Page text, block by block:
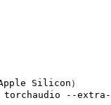
Apple Silicon）
torchaudio --